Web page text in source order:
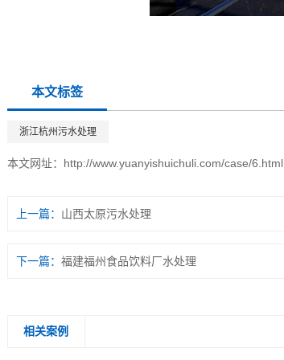
本文标签
浙江杭州污水处理
本文网址： http://www.yuanyishuichuli.com/case/6.html
上一篇： 山西太原污水处理
下一篇： 福建福州食品饮料厂水处理
相关案例